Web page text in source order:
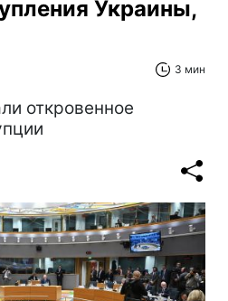
Украины,
3 мин
откровенное